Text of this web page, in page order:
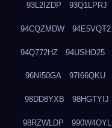
93L2IZDP 93Q1LPRJ
94CQZMDW 94E5VQT2
94Q772HZ 94USHO25
96NI50GA 97I66QKU
98DD8YXB 98HGTYIJ
98RZWLDP 990W4OYL